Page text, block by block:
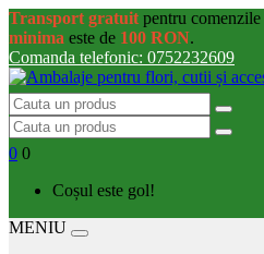
Transport gratuit pentru comenzile
minima este de 100 RON.
Comanda telefonic: 0752232609
0 0
Coșul este gol!
MENIU